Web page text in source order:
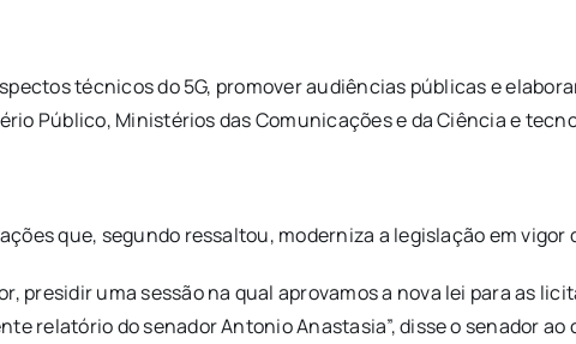
técnicos do 5G, promover audiências públicas e
Público, Ministérios das Comunicações e da Ciência e
que, segundo ressaltou, moderniza a legislação em vigor
uma sessão na qual aprovamos a nova lei para as
relatório do senador Antonio Anastasia”, disse o senador